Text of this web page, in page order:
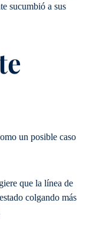
sucumbió a sus
un posible caso
que la línea de
colgando más